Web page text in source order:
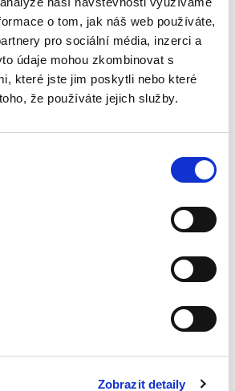
o tom, jak náš web používáte,
pro sociální média, inzerci a
údaje mohou zkombinovat s
které jste jim poskytli nebo které
že používáte jejich služby.
Zobrazit detaily
uceleným kurzem
práva veřejného, jak je
právnických fakultách v České
vydání této učební pomůcky
v oblasti...
Obecná část. 3.
přijetí čtenářskou obcí